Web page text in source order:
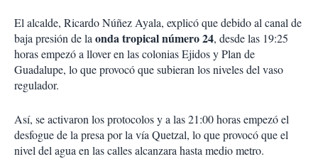
El alcalde, Ricardo Núñez Ayala, explicó que debido al canal de
baja presión de laonda tropical número 24, desde las 19:25
horas empezó a llover en las colonias Ejidos y Plan de
Guadalupe, lo que provocó que subieran los niveles del vaso
regulador.
Así, se activaron los protocolos y a las 21:00 horas empezó el
desfogue de la presa por la vía Quetzal, lo que provocó que el
nivel del agua en las calles alcanzara hasta medio metro.